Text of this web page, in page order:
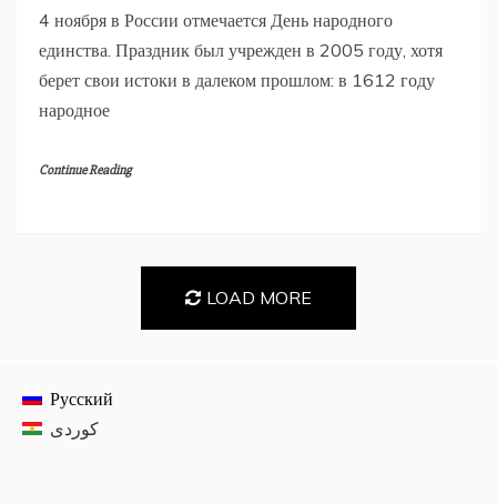
4 ноября в России отмечается День народного
единства. Праздник был учрежден в 2005 году, хотя
берет свои истоки в далеком прошлом: в 1612 году
народное
Continue Reading
LOAD MORE
Русский